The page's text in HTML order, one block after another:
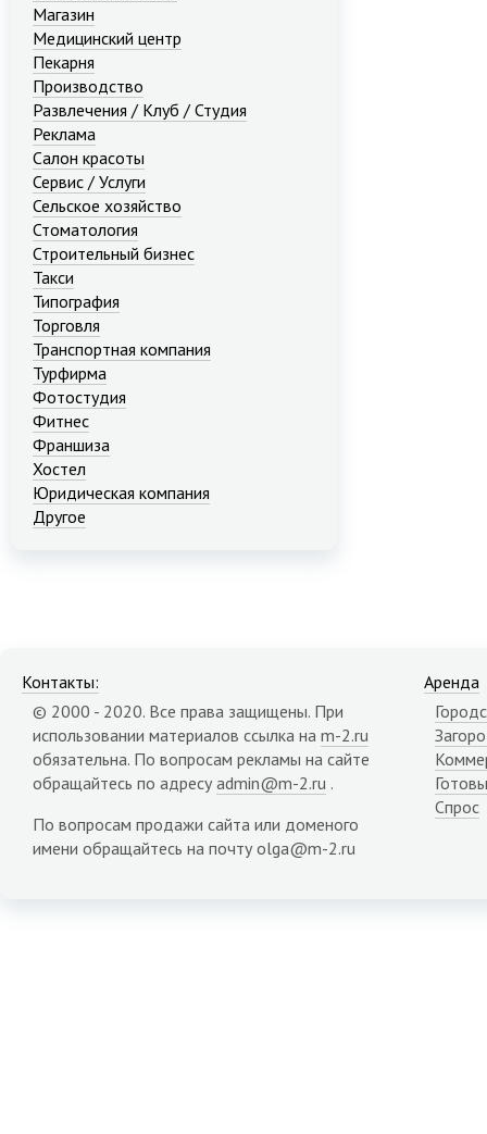
Магазин
Медицинский центр
Пекарня
Производство
Развлечения / Клуб / Студия
Реклама
Салон красоты
Сервис / Услуги
Сельское хозяйство
Стоматология
Строительный бизнес
Такси
Типография
Торговля
Транспортная компания
Турфирма
Фотостудия
Фитнес
Франшиза
Хостел
Юридическая компания
Другое
Контакты:
© 2000 - 2020. Все права защищены. При
использовании материалов ссылка на m-2.ru
обязательна. По вопросам рекламы на сайте
обращайтесь по адресу admin@m-2.ru .
По вопросам продажи сайта или доменого
имени обращайтесь на почту olga@m-2.ru
Аренда
Спрос